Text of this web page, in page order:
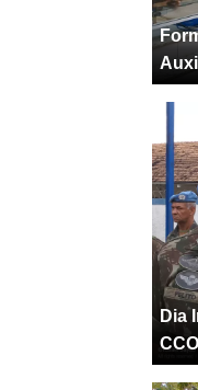
Dia